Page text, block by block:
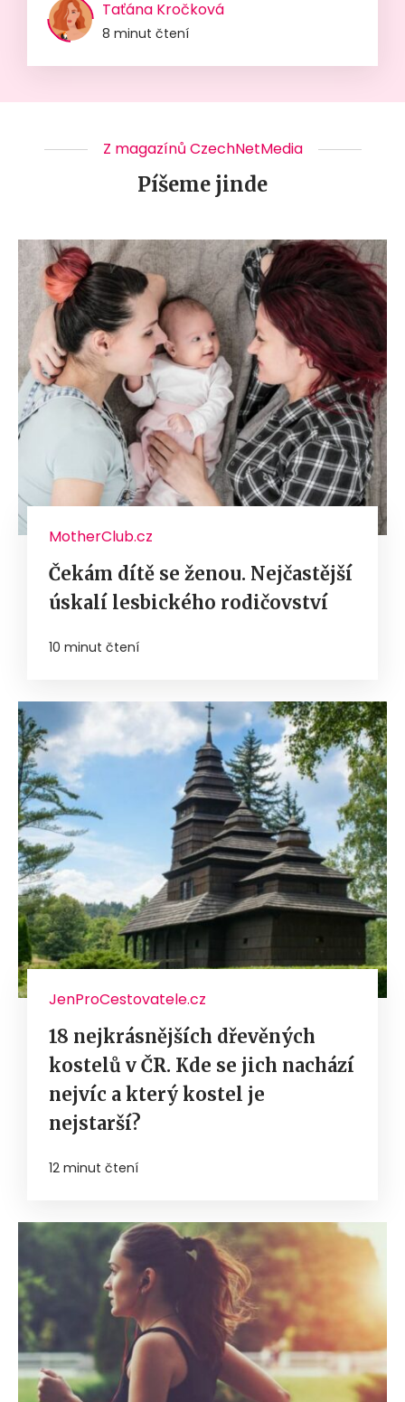
Taťána Kročková
8 minut čtení
Z magazínů CzechNetMedia
Píšeme jinde
MotherClub.cz
Čekám dítě se ženou. Nejčastější
úskalí lesbického rodičovství
10 minut čtení
JenProCestovatele.cz
18 nejkrásnějších dřevěných
kostelů v ČR. Kde se jich nachází
nejvíc a který kostel je
nejstarší?
12 minut čtení